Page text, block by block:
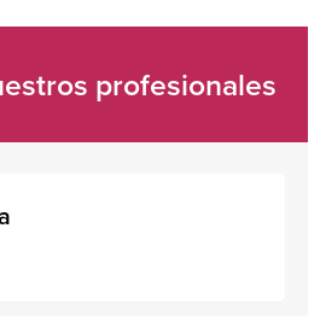
profesionales